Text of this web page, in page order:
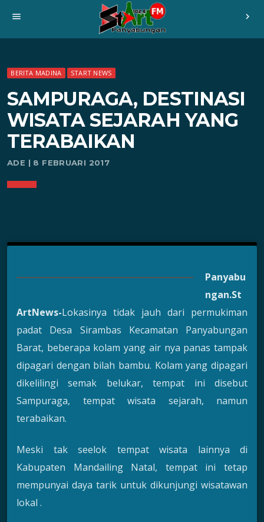
menu chevron_right
BERITA MADINA START NEWS
SAMPURAGA, DESTINASI
WISATA SEJARAH YANG
TERABAIKAN
ADE | 8 FEBRUARI 2017
Panyabu
ngan.St
ArtNews-Lokasinya tidak jauh dari permukiman
padat Desa Sirambas Kecamatan Panyabungan
Barat, beberapa kolam yang air nya panas tampak
dipagari dengan bilah bambu. Kolam yang dipagari
dikelilingi semak belukar, tempat ini disebut
Sampuraga, tempat wisata sejarah, namun
terabaikan.
Meski tak seelok tempat wisata lainnya di
Kabupaten Mandailing Natal, tempat ini tetap
mempunyai daya tarik untuk dikunjungi wisatawan
lokal .